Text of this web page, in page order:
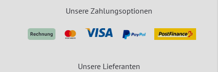
Unsere Zahlungsoptionen
Unsere Lieferanten